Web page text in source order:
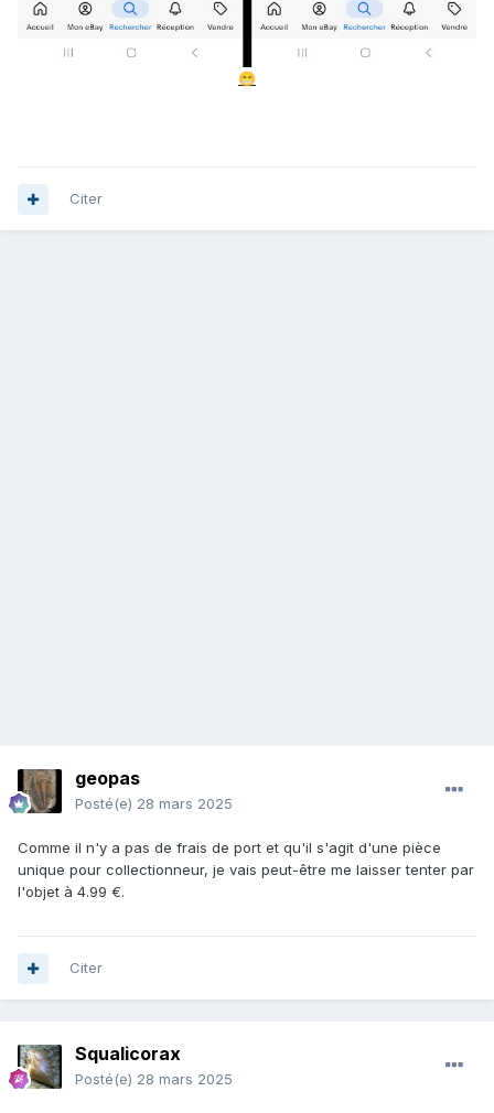
😁
Citer
geopas
Posté(e) 28 mars 2025
Comme il n'y a pas de frais de port et qu'il s'agit d'une pièce
unique pour collectionneur, je vais peut-être me laisser tenter par
l'objet à 4.99 €.
Citer
Squalicorax
Posté(e) 28 mars 2025